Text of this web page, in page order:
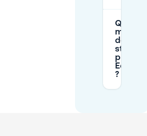
Quelle
de
près de
?